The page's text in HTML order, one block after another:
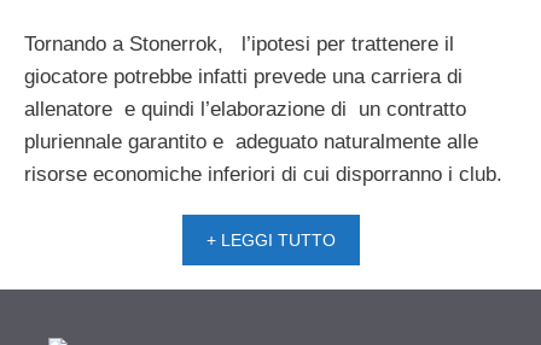
Tornando a Stonerrok, l’ipotesi per trattenere il
giocatore potrebbe infatti prevede una carriera di
allenatore e quindi l’elaborazione di un contratto
pluriennale garantito e adeguato naturalmente alle
risorse economiche inferiori di cui disporranno i club.
+ LEGGI TUTTO